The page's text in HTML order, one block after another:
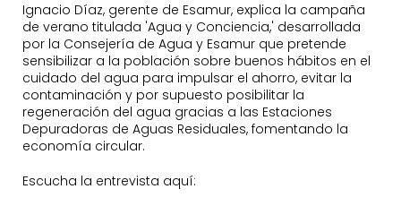
Ignacio Díaz, gerente de Esamur, explica la campaña
de verano titulada 'Agua y Conciencia,' desarrollada
por la Consejería de Agua y Esamur que pretende
sensibilizar a la población sobre buenos hábitos en el
cuidado del agua para impulsar el ahorro, evitar la
contaminación y por supuesto posibilitar la
regeneración del agua gracias a las Estaciones
Depuradoras de Aguas Residuales, fomentando la
economía circular.
Escucha la entrevista aquí: